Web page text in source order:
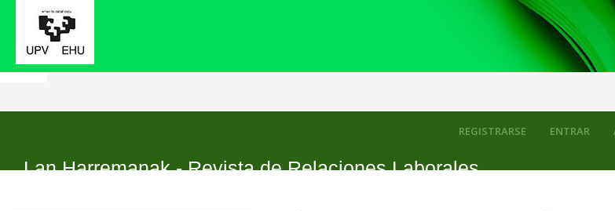
REGISTRARSE ENTRAR
Lan Harremanak - Revista de Relaciones Laborales
Inicio Archivos Núm. 34 (2016): La reducción del tiempo de trabajo. Una propuesta para reducir el